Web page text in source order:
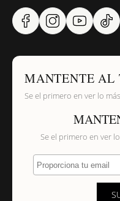
MANTENTE AL
Se el primero en ver lo
Se el primero en ver
Proporciona tu email